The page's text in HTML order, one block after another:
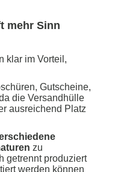
mehr Sinn
klar im Vorteil,
Gutscheine,
die Versandhülle
ausreichend Platz
zu
getrennt produziert
werden können